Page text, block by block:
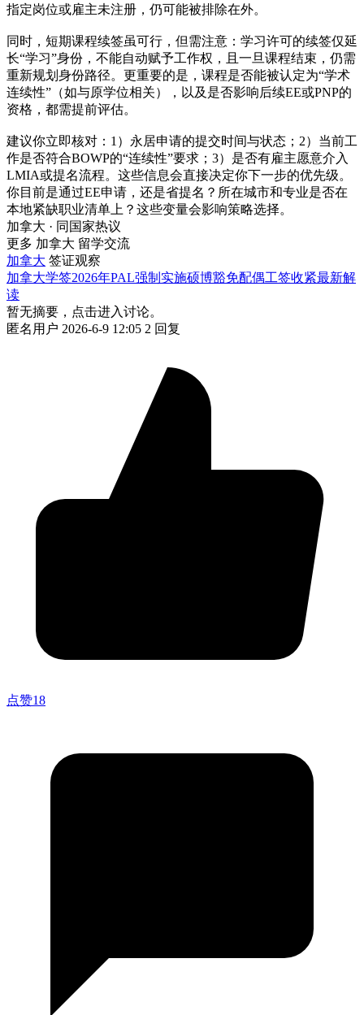
指定岗位或雇主未注册，仍可能被排除在外。
同时，短期课程续签虽可行，但需注意：学习许可的续签仅延
长“学习”身份，不能自动赋予工作权，且一旦课程结束，仍需
重新规划身份路径。更重要的是，课程是否能被认定为“学术
连续性”（如与原学位相关），以及是否影响后续EE或PNP的
资格，都需提前评估。
建议你立即核对：1）永居申请的提交时间与状态；2）当前工
作是否符合BOWP的“连续性”要求；3）是否有雇主愿意介入
LMIA或提名流程。这些信息会直接决定你下一步的优先级。
你目前是通过EE申请，还是省提名？所在城市和专业是否在
本地紧缺职业清单上？这些变量会影响策略选择。
加拿大 · 同国家热议
更多 加拿大 留学交流
加拿大 签证观察
加拿大学签2026年PAL强制实施硕博豁免配偶工签收紧最新解
读
暂无摘要，点击进入讨论。
匿名用户 2026-6-9 12:05 2 回复
点赞18